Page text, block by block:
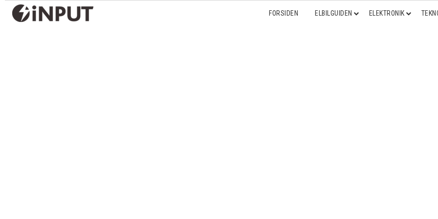
FORSIDEN ELBILGUIDEN ELEKTRONIK